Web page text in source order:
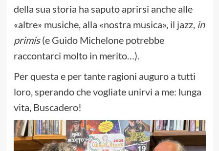
della sua storia ha saputo aprirsi anche alle
«altre» musiche, alla «nostra musica», il jazz, in
primis(e Guido Michelone potrebbe
raccontarci molto in merito…).
Per questa e per tante ragioni auguro a tutti
loro, sperando che vogliate unirvi a me: lunga
vita, Buscadero!